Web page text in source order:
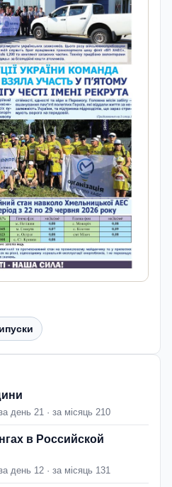
день 21 · за місяць 210
в Российской
день 12 · за місяць 131